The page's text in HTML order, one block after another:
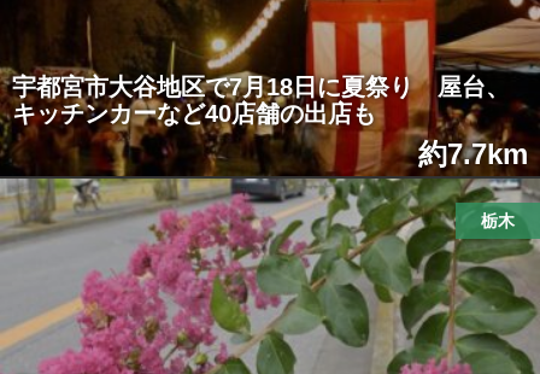
宇都宮市大谷地区で7月18日に夏祭り 屋台、
キッチンカーなど40店舗の出店も
約7.7km
栃木